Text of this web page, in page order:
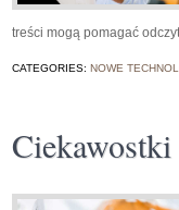
treści mogą pomagać
CATEGORIES: NOWE